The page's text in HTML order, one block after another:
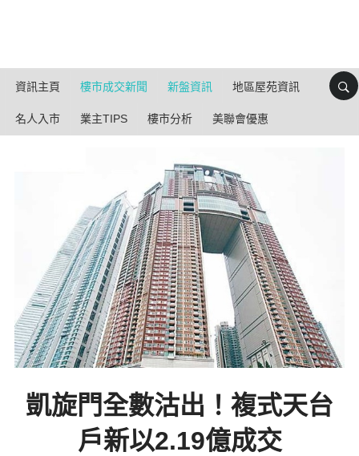
資訊主頁 樓市成交新聞 新盤資訊 地區屋苑資訊
名人入市 業主TIPS 樓市分析 美聯會優惠
凱旋門全數沽出！複式天台
戶新以2.19億成交